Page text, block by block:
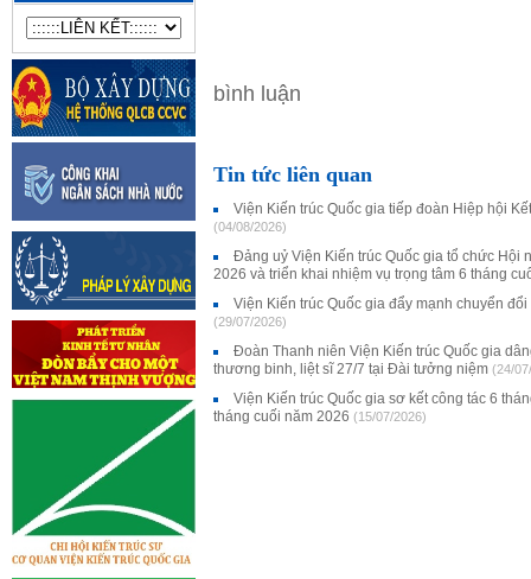
bình luận
Tin tức liên quan
Viện Kiến trúc Quốc gia tiếp đoàn Hiệp hội
(04/08/2026)
Đảng uỷ Viện Kiến trúc Quốc gia tổ chức Hội
2026 và triển khai nhiệm vụ trọng tâm 6 tháng
Viện Kiến trúc Quốc gia đẩy mạnh chuyển
(29/07/2026)
Đoàn Thanh niên Viện Kiến trúc Quốc gia
thương binh, liệt sĩ 27/7 tại Đài tưởng niệm (24/
Viện Kiến trúc Quốc gia sơ kết công tác 6
tháng cuối năm 2026 (15/07/2026)